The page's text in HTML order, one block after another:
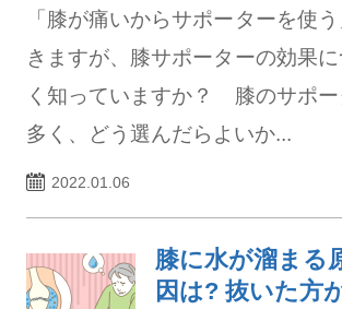
「膝が痛いからサポーターを使
きますが、膝サポーターの効果
く知っていますか？ 膝のサポー
多く、どう選んだらよいか...
2022.01.06
膝に水が溜まる
因は? 抜いた方